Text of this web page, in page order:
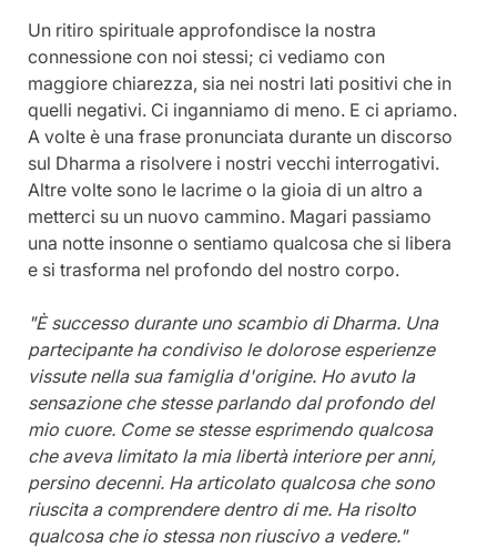
Un ritiro spirituale approfondisce la nostra
connessione con noi stessi; ci vediamo con
maggiore chiarezza, sia nei nostri lati positivi che in
quelli negativi. Ci inganniamo di meno. E ci apriamo.
A volte è una frase pronunciata durante un discorso
sul Dharma a risolvere i nostri vecchi interrogativi.
Altre volte sono le lacrime o la gioia di un altro a
metterci su un nuovo cammino. Magari passiamo
una notte insonne o sentiamo qualcosa che si libera
e si trasforma nel profondo del nostro corpo.
"È successo durante uno scambio di Dharma. Una
partecipante ha condiviso le dolorose esperienze
vissute nella sua famiglia d'origine. Ho avuto la
sensazione che stesse parlando dal profondo del
mio cuore. Come se stesse esprimendo qualcosa
che aveva limitato la mia libertà interiore per anni,
persino decenni. Ha articolato qualcosa che sono
riuscita a comprendere dentro di me. Ha risolto
qualcosa che io stessa non riuscivo a vedere."